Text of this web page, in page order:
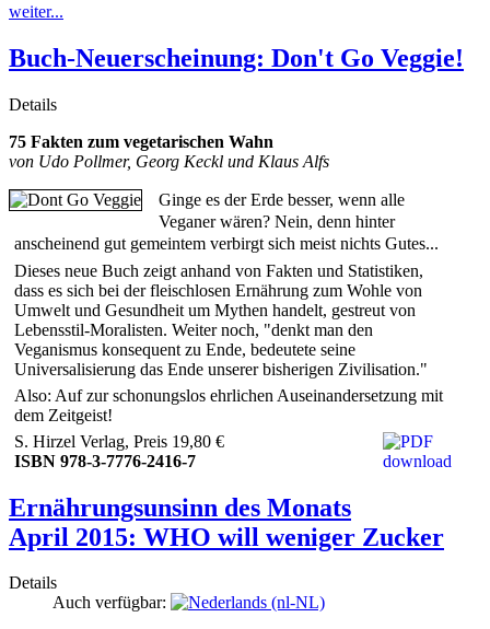
weiter...
Buch-Neuerscheinung: Don't Go Veggie!
Details
75 Fakten zum vegetarischen Wahn
von Udo Pollmer, Georg Keckl und Klaus Alfs
Ginge es der Erde besser, wenn alle
Veganer wären? Nein, denn hinter
anscheinend gut gemeintem verbirgt sich meist nichts Gutes...
Dieses neue Buch zeigt anhand von Fakten und Statistiken,
dass es sich bei der fleischlosen Ernährung zum Wohle von
Umwelt und Gesundheit um Mythen handelt, gestreut von
Lebensstil-Moralisten. Weiter noch, "denkt man den
Veganismus konsequent zu Ende, bedeutete seine
Universalisierung das Ende unserer bisherigen Zivilisation."
Also: Auf zur schonungslos ehrlichen Auseinandersetzung mit
dem Zeitgeist!
S. Hirzel Verlag, Preis 19,80 €
ISBN 978-3-7776-2416-7
Ernährungsunsinn des Monats
April 2015: WHO will weniger Zucker
Details
Auch verfügbar: